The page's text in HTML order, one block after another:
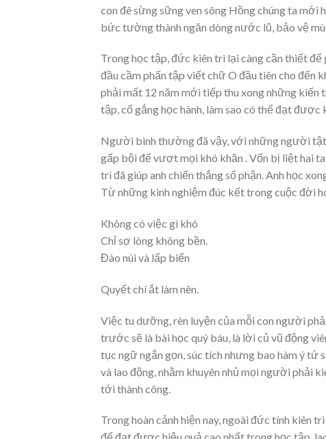
con đê sừng sững ven sông Hồng chúng ta
bức tường thành ngăn dòng nước lũ, bảo vệ
Trong học tập, đức kiên trì lại càng cần thiết
đầu cầm phấn tập viết chữ O đầu tiên cho
phải mất 12 năm mới tiếp thu xong những kiến
tập, cố gắng học hành, làm sao có thể đạt được
Người bình thường đã vậy, với những người tật
gấp bội để vượt mọi khó khăn . Vốn bị liệt hai
trì đã giúp anh chiến thắng số phận. Anh học
Từ những kinh nghiệm đúc kết trong cuộc đời
Không có việc gì khó
Chỉ sợ lòng không bền.
Đào núi và lấp biển
Quyết chí ắt làm nên.
Việc tu dưỡng, rèn luyện của mỗi con người
trước sẽ là bài học quý báu, là lời củ vũ động
tục ngữ ngắn gọn, súc tích nhưng bao hàm ý tứ
và lao động, nhằm khuyên nhủ mọi người phải
tới thành công.
Trong hoàn cảnh hiện nay, ngoài đức tính kiên